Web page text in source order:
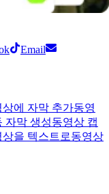
Email
상에 자막 추가동영
자막 생성동영상 캡
상을 텍스트로동영상